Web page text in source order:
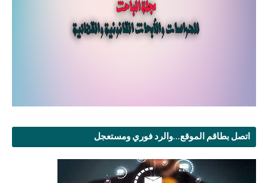
اتصل بطاقم الموقع...والرد فوري ومستعجل